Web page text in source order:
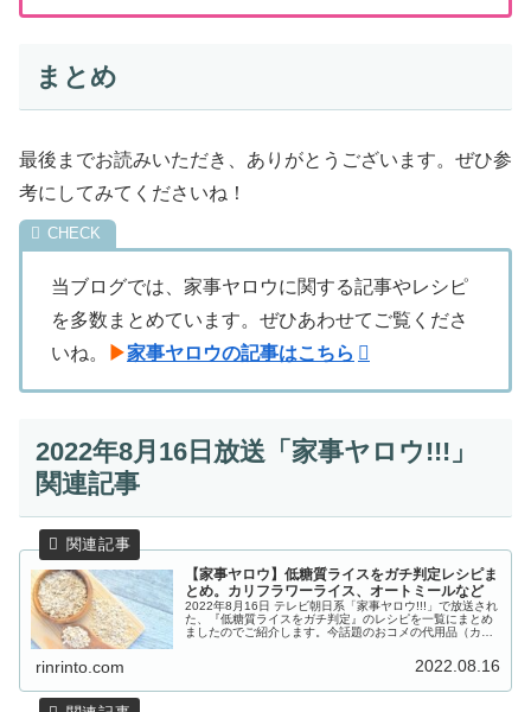
まとめ
最後までお読みいただき、ありがとうございます。ぜひ参
考にしてみてくださいね！
当ブログでは、家事ヤロウに関する記事やレシピ
を多数まとめています。ぜひあわせてご覧くださ
いね。
▶家事ヤロウの記事はこちら
2022年8月16日放送「家事ヤロウ!!!」
関連記事
【家事ヤロウ】低糖質ライスをガチ判定レシピま
とめ。カリフラワーライス、オートミールなど
2022年8月16日 テレビ朝日系「家事ヤロウ!!!」で放送され
た、『低糖質ライスをガチ判定』のレシピを一覧にまとめ
ましたのでご紹介します。今話題のおコメの代用品（カリ
rinrinto.com 2022.08.16